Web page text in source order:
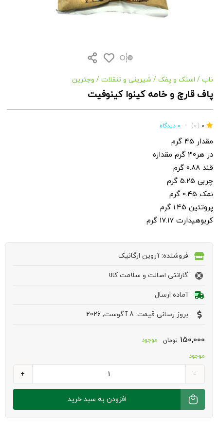
ناب / اسنک و پفک / شیرینی و تنقلات / وجترین
پاف قارچ و خامه کینوا کینوفیت
0
(0)
• 0 دیدگاه
مقدار 45 گرم
در هر30 گرم مقداره
قند 0.88 گرم
چربی 5.25 گرم
نمک 0.45 گرم
پروتئین 1.45 گرم
کربوهیدارت 17.17 گرم
فروشنده: آروین ارگانیک
گارانتی اصالت و سلامت کالا
آماده ارسال
بروز رسانی قیمت: 8 آگوست, 2026
150,000 تومان
موجود
موجود
و
خامه
افزودن به سبد خرید